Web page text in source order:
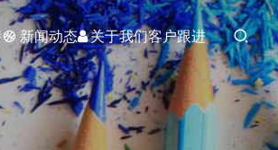
新闻动态 关于我们客户跟进